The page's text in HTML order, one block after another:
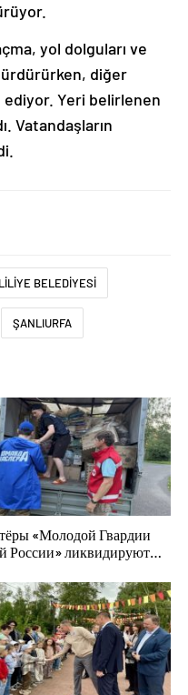
yol dolguları ve
diğer
ediyor. Yeri belirlenen
Vatandaşların
BELEDİYESİ
ŞANLIURFA
«Молодой Гвардии
России» ликвидируют
Востоке